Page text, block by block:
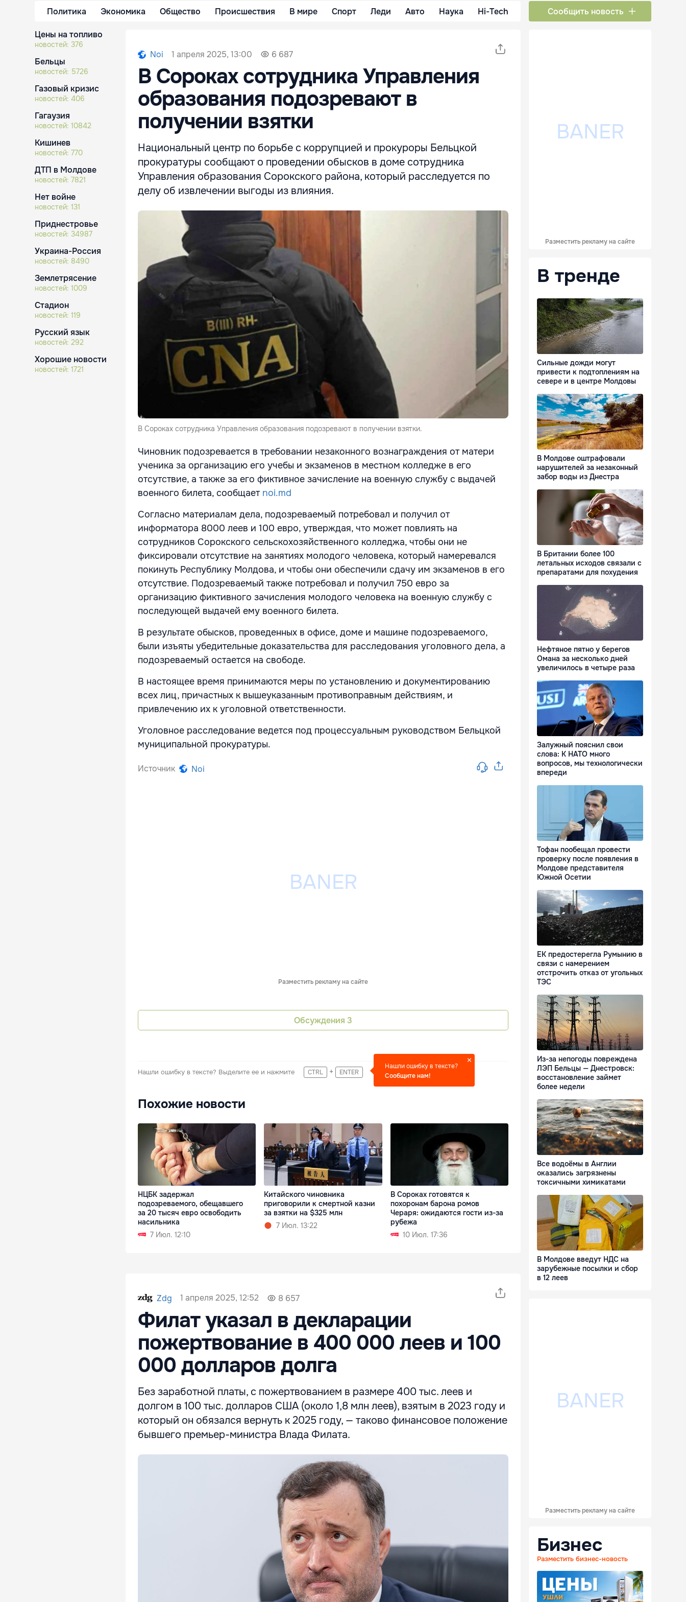
Политика Экономика Общество Происшествия В мире Спорт Леди Авто Наука Hi-Tech Сообщить новость
Цены на топливо
новостей: 376
Бельцы
новостей: 5726
Газовый кризис
новостей: 406
Гагаузия
новостей: 10842
Кишинев
новостей: 770
ДТП в Молдове
новостей: 7821
Нет войне
новостей: 131
Приднестровье
новостей: 34987
Украина-Россия
новостей: 8490
Землетрясение
новостей: 1009
Стадион
новостей: 119
Русский язык
новостей: 292
Хорошие новости
новостей: 1721
Noi 1 апреля 2025, 13:00 6 687
В Сороках сотрудника Управления
образования подозревают в
получении взятки
Национальный центр по борьбе с коррупцией и прокуроры Бельцкой
прокуратуры сообщают о проведении обысков в доме сотрудника
Управления образования Сорокского района, который расследуется по
делу об извлечении выгоды из влияния.
В Сороках сотрудника Управления образования подозревают в получении взятки.
Чиновник подозревается в требовании незаконного вознаграждения от матери
ученика за организацию его учебы и экзаменов в местном колледже в его
отсутствие, а также за его фиктивное зачисление на военную службу с выдачей
военного билета, сообщает noi.md
Согласно материалам дела, подозреваемый потребовал и получил от
информатора 8000 леев и 100 евро, утверждая, что может повлиять на
сотрудников Сорокского сельскохозяйственного колледжа, чтобы они не
фиксировали отсутствие на занятиях молодого человека, который намеревался
покинуть Республику Молдова, и чтобы они обеспечили сдачу им экзаменов в его
отсутствие. Подозреваемый также потребовал и получил 750 евро за
организацию фиктивного зачисления молодого человека на военную службу с
последующей выдачей ему военного билета.
В результате обысков, проведенных в офисе, доме и машине подозреваемого,
были изъяты убедительные доказательства для расследования уголовного дела, а
подозреваемый остается на свободе.
В настоящее время принимаются меры по установлению и документированию
всех лиц, причастных к вышеуказанным противоправным действиям, и
привлечению их к уголовной ответственности.
Уголовное расследование ведется под процессуальным руководством Бельцкой
муниципальной прокуратуры.
Источник Noi
Разместить рекламу на сайте
Обсуждения 3
Нашли ошибку в тексте? Выделите ее и нажмите CTRL + ENTER
Нашли ошибку в тексте?
Сообщите нам!
Похожие новости
НЦБК задержал
подозреваемого, обещавшего
за 20 тысяч евро освободить
насильника
7 Июл. 12:10
Китайского чиновника
приговорили к смертной казни
за взятки на $325 млн
7 Июл. 13:22
В Сороках готовятся к
похоронам барона ромов
Чераря: ожидаются гости из-за
рубежа
10 Июл. 17:36
Zdg 1 апреля 2025, 12:52 8 657
Филат указал в декларации
пожертвование в 400 000 леев и 100
000 долларов долга
Без заработной платы, с пожертвованием в размере 400 тыс. леев и
долгом в 100 тыс. долларов США (около 1,8 млн леев), взятым в 2023 году и
который он обязался вернуть к 2025 году, — таково финансовое положение
бывшего премьер-министра Влада Филата.
Разместить рекламу на сайте
В тренде
Сильные дожди могут
привести к подтоплениям на
севере и в центре Молдовы
В Молдове оштрафовали
нарушителей за незаконный
забор воды из Днестра
В Британии более 100
летальных исходов связали с
препаратами для похудения
Нефтяное пятно у берегов
Омана за несколько дней
увеличилось в четыре раза
Залужный пояснил свои
слова: К НАТО много
вопросов, мы технологически
впереди
Тофан пообещал провести
проверку после появления в
Молдове представителя
Южной Осетии
ЕК предостерегла Румынию в
связи с намерением
отстрочить отказ от угольных
ТЭС
Из-за непогоды повреждена
ЛЭП Бельцы — Днестровск:
восстановление займет
более недели
Все водоёмы в Англии
оказались загрязнены
токсичными химикатами
В Молдове введут НДС на
зарубежные посылки и сбор
в 12 леев
Разместить рекламу на сайте
Бизнес
Разместить бизнес-новость